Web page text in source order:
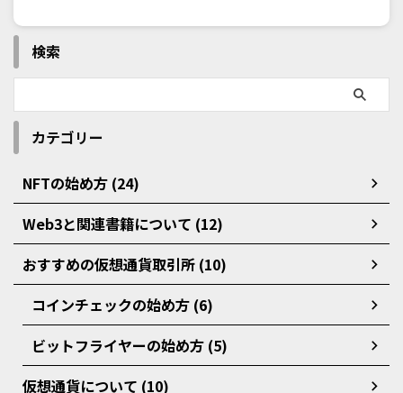
検索
カテゴリー
NFTの始め方 (24)
Web3と関連書籍について (12)
おすすめの仮想通貨取引所 (10)
コインチェックの始め方 (6)
ビットフライヤーの始め方 (5)
仮想通貨について (10)